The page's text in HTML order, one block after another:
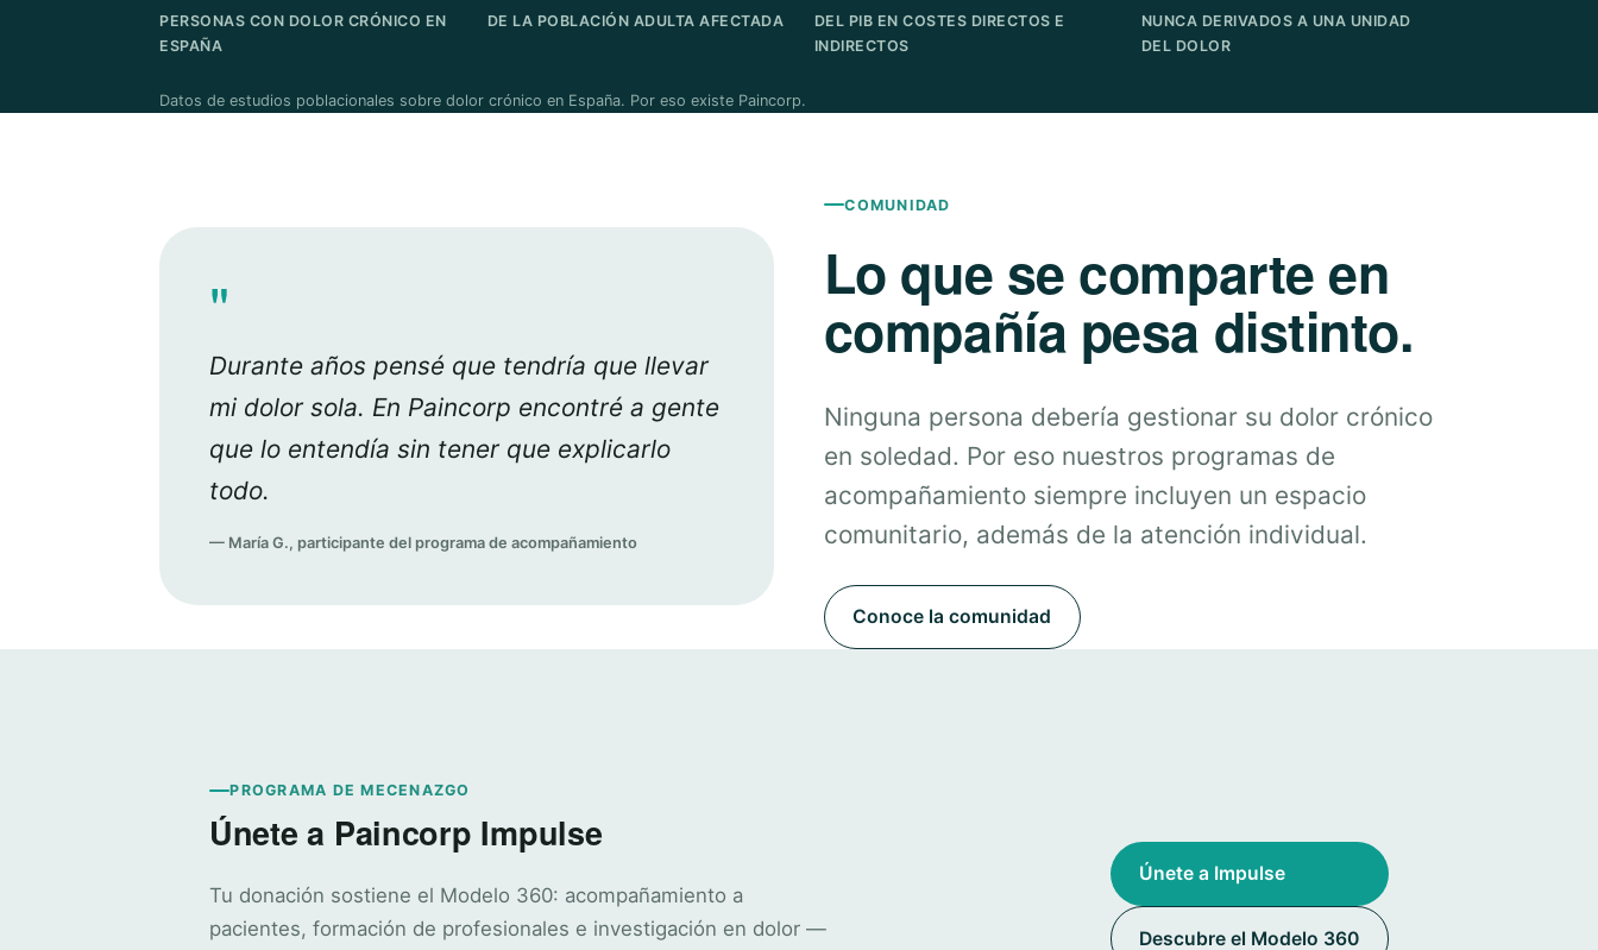
PERSONAS CON DOLOR CRÓNICO EN
ESPAÑA
DE LA POBLACIÓN ADULTA AFECTADA
DEL PIB EN COSTES DIRECTOS E
INDIRECTOS
NUNCA DERIVADOS A UNA UNIDAD
DEL DOLOR
Datos de estudios poblacionales sobre dolor crónico en España. Por eso existe Paincorp.
"
Durante años pensé que tendría que llevar
mi dolor sola. En Paincorp encontré a gente
que lo entendía sin tener que explicarlo
todo.
— María G., participante del programa de acompañamiento
COMUNIDAD
Lo que se comparte en
compañía pesa distinto.
Ninguna persona debería gestionar su dolor crónico
en soledad. Por eso nuestros programas de
acompañamiento siempre incluyen un espacio
comunitario, además de la atención individual.
Conoce la comunidad
PROGRAMA DE MECENAZGO
Únete a Paincorp Impulse
Tu donación sostiene el Modelo 360: acompañamiento a
pacientes, formación de profesionales e investigación en dolor —
Únete a Impulse
Descubre el Modelo 360